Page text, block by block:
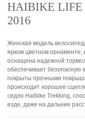
HAIBIKE
2016
Женская модель
ярком цветном орнаменте,
оснащена надежной
обеспечивает безопасную
покрыты прочными
происходит хорошее
седло Haibike Trekking,
езде, даже на дальние